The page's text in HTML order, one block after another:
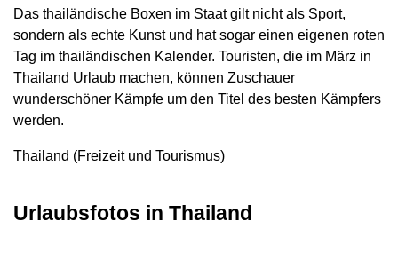
Das thailändische Boxen im Staat gilt nicht als Sport,
sondern als echte Kunst und hat sogar einen eigenen roten
Tag im thailändischen Kalender. Touristen, die im März in
Thailand Urlaub machen, können Zuschauer
wunderschöner Kämpfe um den Titel des besten Kämpfers
werden.
Thailand (Freizeit und Tourismus)
Urlaubsfotos in Thailand